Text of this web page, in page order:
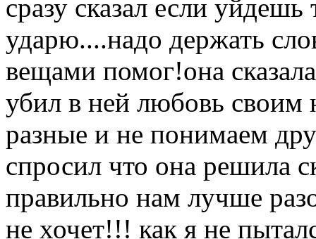
сразу сказал если
ударю....надо держать
вещами помог!она
убил в ней любовь
разные и не понимаем
спросил что она решила
правильно нам лучше
не хочет!!! как я не